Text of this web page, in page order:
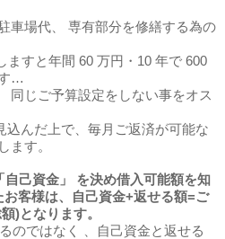
車場代、 専有部分を修繕する為の
ますと年間 60 万円・10 年で 600
…
同じご予算設定をしない事をオス
込んだ上で、毎月ご返済が可能な
ます。
己資金」 を決め借入可能額を知
客様は、
自己資金+返せる額=ご
)となります。
のではなく 、自己資金と返せる